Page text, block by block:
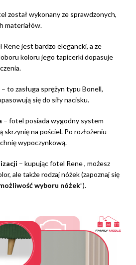
został wykonany ze sprawdzonych,
materiałów.
Rene jest bardzo elegancki, a ze
koloru jego tapicerki dopasuje
– to zasługa sprężyn typu Bonell,
się do siły nacisku.
– fotel posiada wygodny system
na pościel. Po rozłożeniu
wypoczynkową.
– kupując fotel Rene , możesz
ale także rodzaj nóżek (zapoznaj się
wyboru nóżek”).